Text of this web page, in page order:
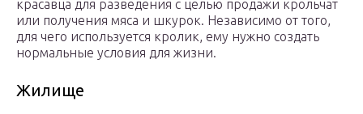
красавца для разведения с целью продажи крольчат
или получения мяса и шкурок. Независимо от того,
для чего используется кролик, ему нужно создать
нормальные условия для жизни.
Жилище